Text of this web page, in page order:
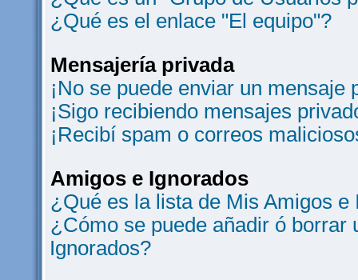
¿Qué es el enlace "El equipo"?
Mensajería privada
¡No se puede enviar un mensaje
¡Sigo recibiendo mensajes
¡Recibí spam o correos
Amigos e Ignorados
¿Qué es la lista de Mis Amigos e
¿Cómo se puede añadir ó borrar
Ignorados?